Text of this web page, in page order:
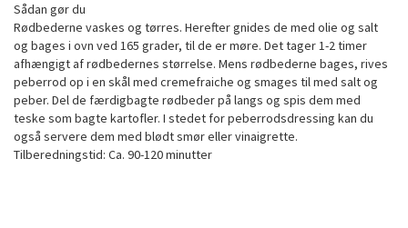
Sådan gør du
Rødbederne vaskes og tørres. Herefter gnides de med olie og salt
og bages i ovn ved 165 grader, til de er møre. Det tager 1-2 timer
afhængigt af rødbedernes størrelse. Mens rødbederne bages, rives
peberrod op i en skål med cremefraiche og smages til med salt og
peber. Del de færdigbagte rødbeder på langs og spis dem med
teske som bagte kartofler. I stedet for peberrodsdressing kan du
også servere dem med blødt smør eller vinaigrette.
Tilberedningstid: Ca. 90-120 minutter